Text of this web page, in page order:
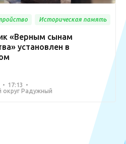
Историческая память
«Верным сынам
установлен в
17:13
округ Радужный